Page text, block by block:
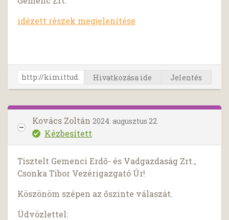
idézett részek megjelenítése
Hivatkozása ide Jelentés
Kovács Zoltán 2024. augusztus 22.
Kézbesített
Tisztelt Gemenci Erdő- és Vadgazdaság Zrt.,
Csonka Tibor Vezérigazgató Úr!
Köszönöm szépen az őszinte válaszát.
Üdvözlettel: